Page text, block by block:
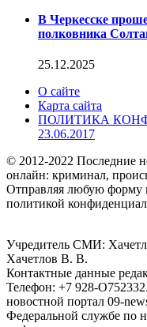
В Черкесске
полковника
25.12.2025
О сайте
Карта сайта
ПОЛИТИКА
23.06.2017
© 2012-2022 Последние
онлайн: криминал,
Отправляя любую форму
политикой
Учредитель СМИ:
Хaчeтлoв B. B.
Контактные данные
Телефон: +7 928-
новостной портал 09-
Федеральной службе по